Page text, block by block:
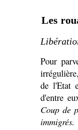
Les
Pour
de l'Etat
d'entre
Coup de
immigrés.